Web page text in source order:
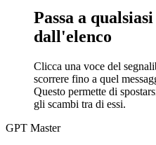
Passa a
dall'elenco
Clicca una voce del
scorrere fino a quel
Questo permette di
gli scambi tra di essi.
GPT Master